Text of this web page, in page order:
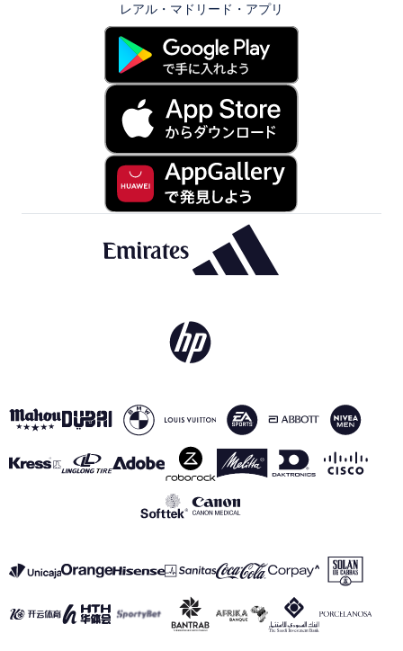
レアル・マドリード・アプリ